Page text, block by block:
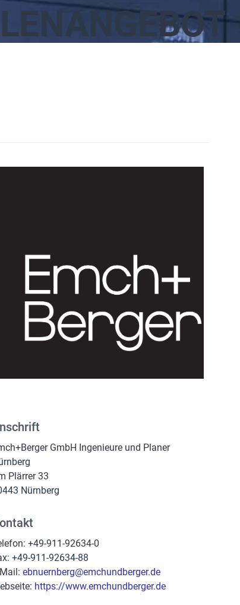
GmbH Ingenieure und Planer
Plärrer 33
Nürnberg
+49-911-92634-0
+49-911-92634-88
Mail:ebnuernberg@emchundberger.de
https://www.emchundberger.de